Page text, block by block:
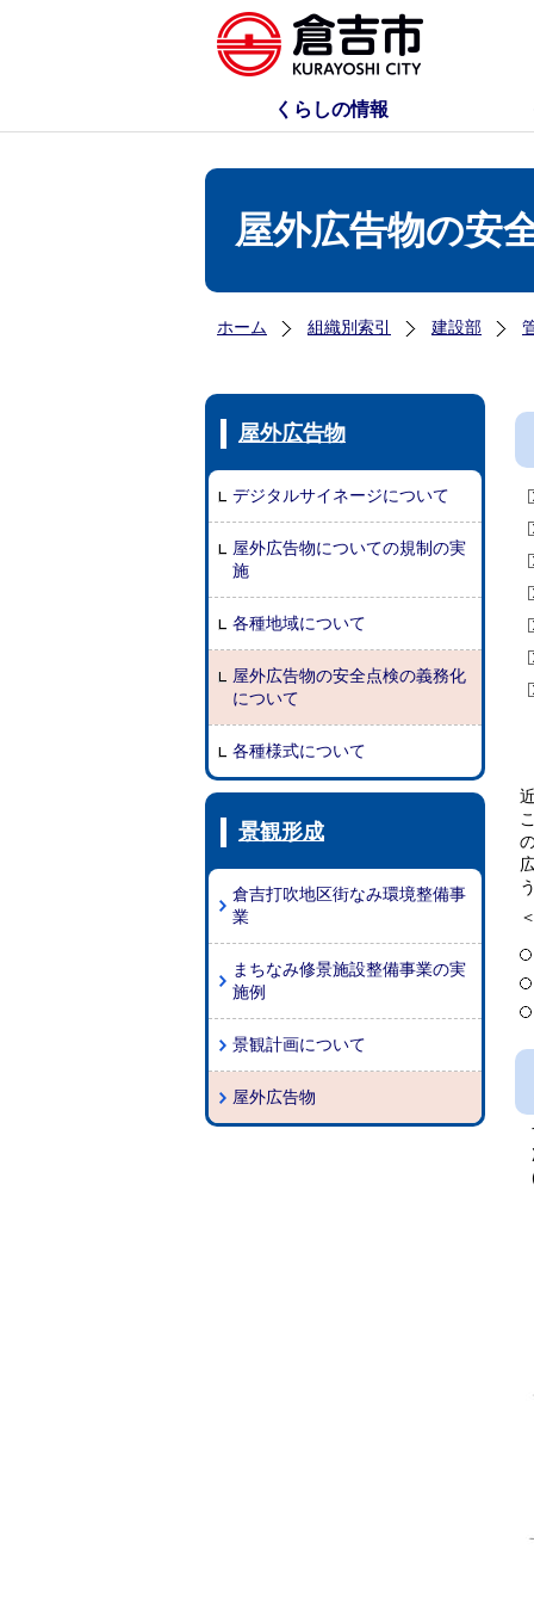
くらしの情報
屋外広告物の安
ホーム 組織別索引 建設部
屋外広告物
デジタルサイネージについて
屋外広告物についての規制の実
施
各種地域について
屋外広告物の安全点検の義務化
について
各種様式について
景観形成
倉吉打吹地区街なみ環境整備事
業
まちなみ修景施設整備事業の実
施例
景観計画について
屋外広告物
(